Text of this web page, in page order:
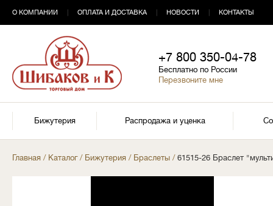
О КОМПАНИИ ОПЛАТА И ДОСТАВКА НОВОСТИ КОНТАКТЫ
+7 800 350-04-78
Бесплатно по России
Перезвоните мне
Бижутерия Распродажа и уценка
Главная / Каталог/ Бижутерия / Браслеты / 61515-26 Браслет